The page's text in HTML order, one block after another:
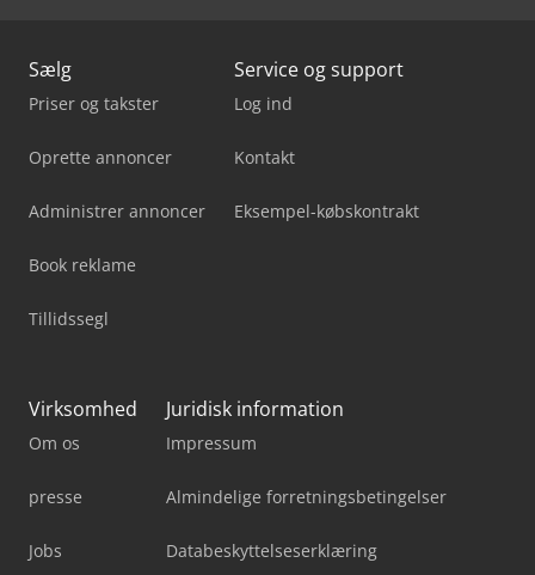
Sælg
Priser og takster
Oprette annoncer
Administrer annoncer
Book reklame
Tillidssegl
Service og support
Log ind
Kontakt
Eksempel-købskontrakt
Virksomhed
Om os
presse
Jobs
Juridisk information
Impressum
Almindelige forretningsbetingelser
Databeskyttelseserklæring